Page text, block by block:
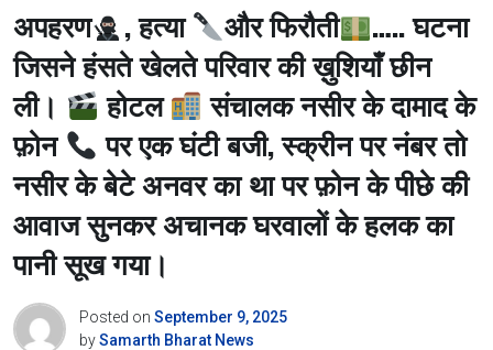
अपहरण , हत्या और फिरौती
….. घटना
जिसने हंसते खेलते परिवार की ख़ुशियाँ छीन
ली।
होटल
संचालक नसीर के दामाद के
फ़ोन
पर एक घंटी बजी, स्क्रीन पर नंबर तो
नसीर के बेटे अनवर का था पर फ़ोन के पीछे की
आवाज सुनकर अचानक घरवालों के हलक का
पानी सूख गया।
Posted on September 9, 2025
bySamarth Bharat News